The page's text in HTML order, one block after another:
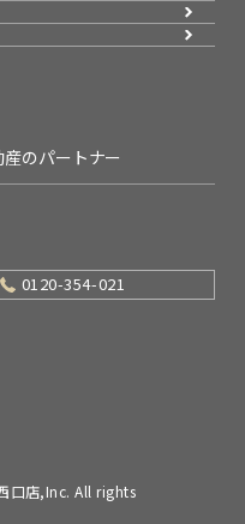
のパートナー
0120-354-021
口店,Inc. All rights